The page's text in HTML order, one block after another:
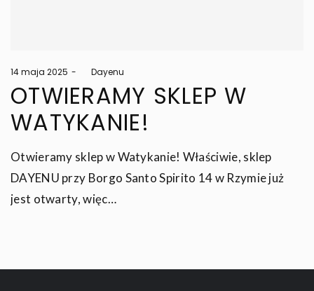
Posted
on
14 maja 2025 byDayenu
OTWIERAMY SKLEP W
WATYKANIE!
Otwieramy sklep w Watykanie! Właściwie, sklep
DAYENU przy Borgo Santo Spirito 14 w Rzymie już
jest otwarty, więc…